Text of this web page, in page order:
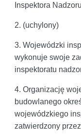
Inspektora
2. (uchylony)
3. Wojewódzki
wykonuje swoje
inspektoratu
4. Organizację
budowlanego
wojewódzkiego
zatwierdzony